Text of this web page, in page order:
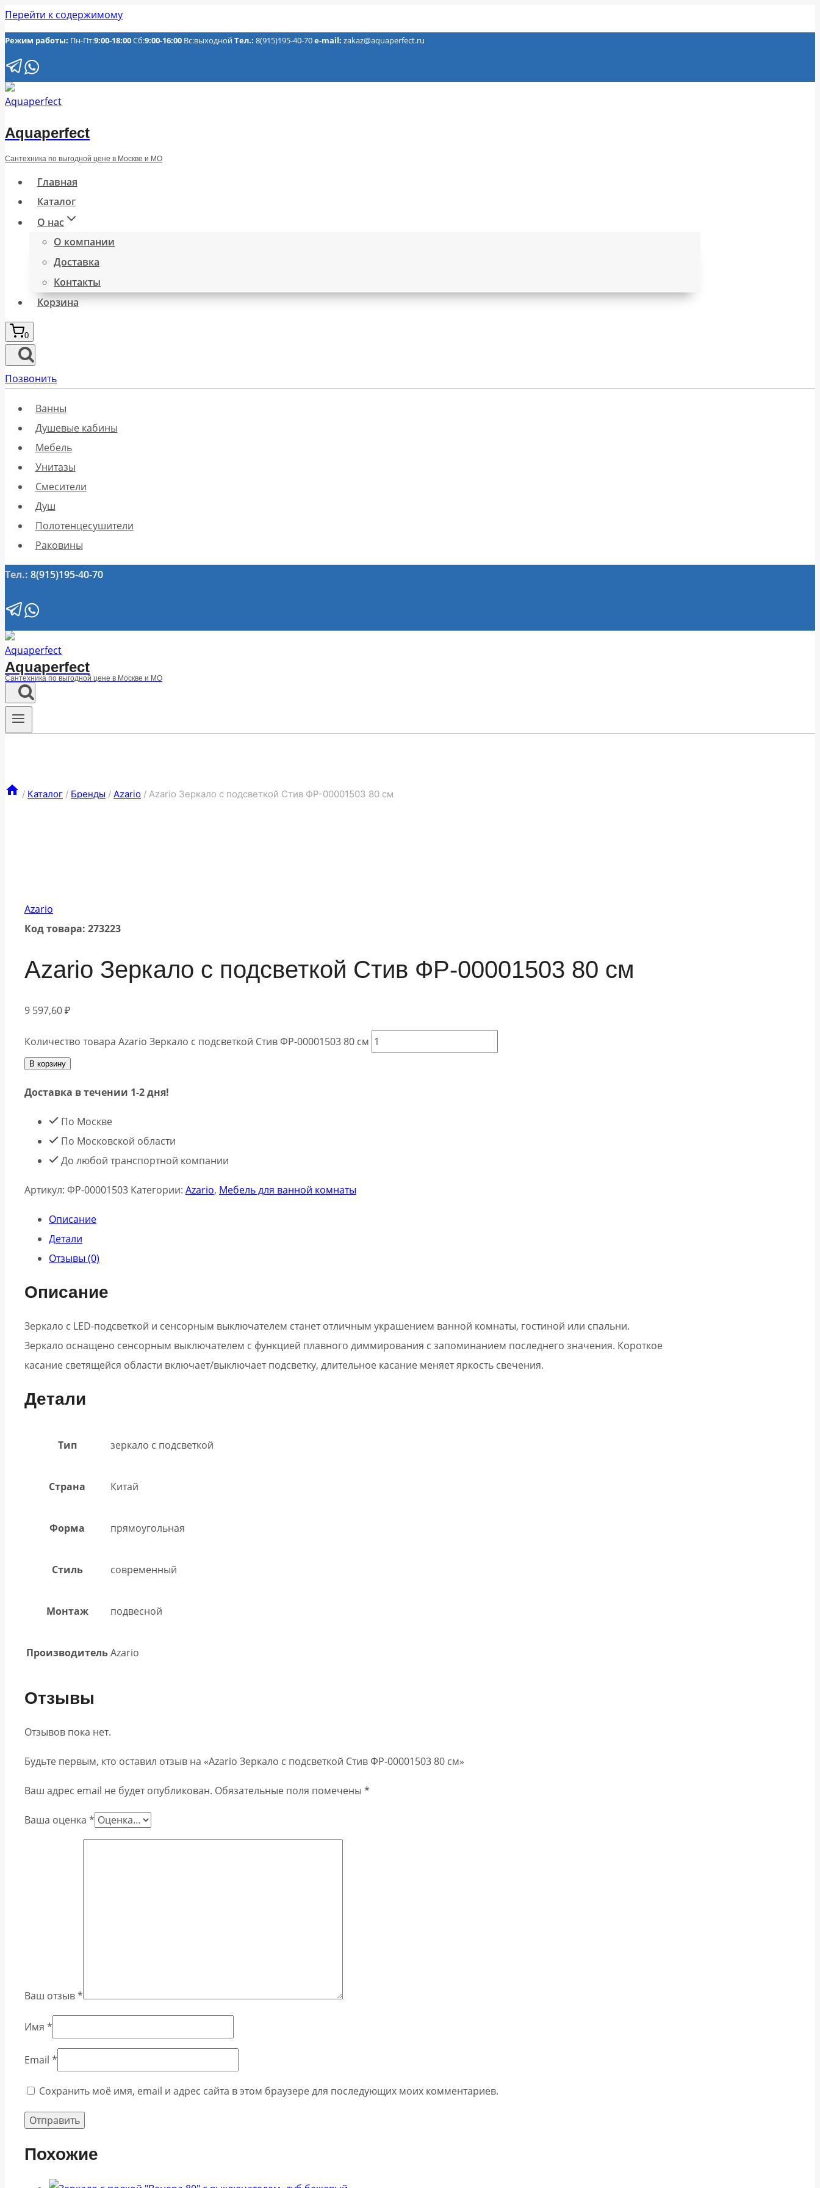
Перейти к содержимому
Режим работы: Пн-Пт:9:00-18:00Сб:9:00-16:00 Вс:выходнойТел.: 8(915)195-40-70e-mail: zakaz@aquaperfect.ru
Aquaperfect
Сантехника по выгодной цене в Москве и МО
Главная
Каталог
О нас
О компании
Доставка
Контакты
Корзина
0
Позвонить
Ванны
Душевые кабины
Мебель
Унитазы
Смесители
Душ
Полотенцесушители
Раковины
Тел.: 8(915)195-40-70
Aquaperfect
Сантехника по выгодной цене в Москве и МО
/ Каталог / Бренды / Azario / Azario Зеркало c подсветкой Стив ФР-00001503 80 см
Azario
Код товара: 273223
Azario Зеркало c подсветкой Стив ФР-00001503 80 см
9 597,60₽
Количество товара Azario Зеркало c подсветкой Стив ФР-00001503 80 см
В корзину
Доставка в течении 1-2 дня!
По Москве
По Московской области
До любой транспортной компании
Артикул: ФР-00001503 Категории: Azario, Мебель для ванной комнаты
Описание
Детали
Отзывы (0)
Описание
Зеркало с LED-подсветкой и сенсорным выключателем станет отличным украшением ванной комнаты, гостиной или спальни.
Зеркало оснащено сенсорным выключателем с функцией плавного диммирования с запоминанием последнего значения. Короткое
касание светящейся области включает/выключает подсветку, длительное касание меняет яркость свечения.
Детали
Тип зеркало с подсветкой
Страна Китай
Форма прямоугольная
Стиль современный
Монтаж подвесной
ПроизводительAzario
Отзывы
Отзывов пока нет.
Будьте первым, кто оставил отзыв на «Azario Зеркало c подсветкой Стив ФР-00001503 80 см»
Ваш адрес email не будет опубликован. Обязательные поля помечены *
Ваша оценка *
Ваш отзыв*
Имя *
Email *
Сохранить моё имя, email и адрес сайта в этом браузере для последующих моих комментариев.
Похожие